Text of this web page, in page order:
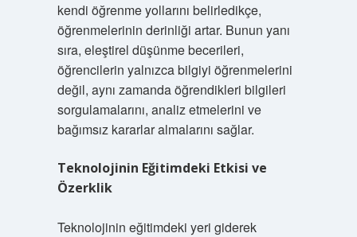
kendi öğrenme yollarını belirledikçe,
öğrenmelerinin derinliği artar. Bunun yanı
sıra, eleştirel düşünme becerileri,
öğrencilerin yalnızca bilgiyi öğrenmelerini
değil, aynı zamanda öğrendikleri bilgileri
sorgulamalarını, analiz etmelerini ve
bağımsız kararlar almalarını sağlar.
Teknolojinin Eğitimdeki Etkisi ve
Özerklik
Teknolojinin eğitimdeki yeri giderek